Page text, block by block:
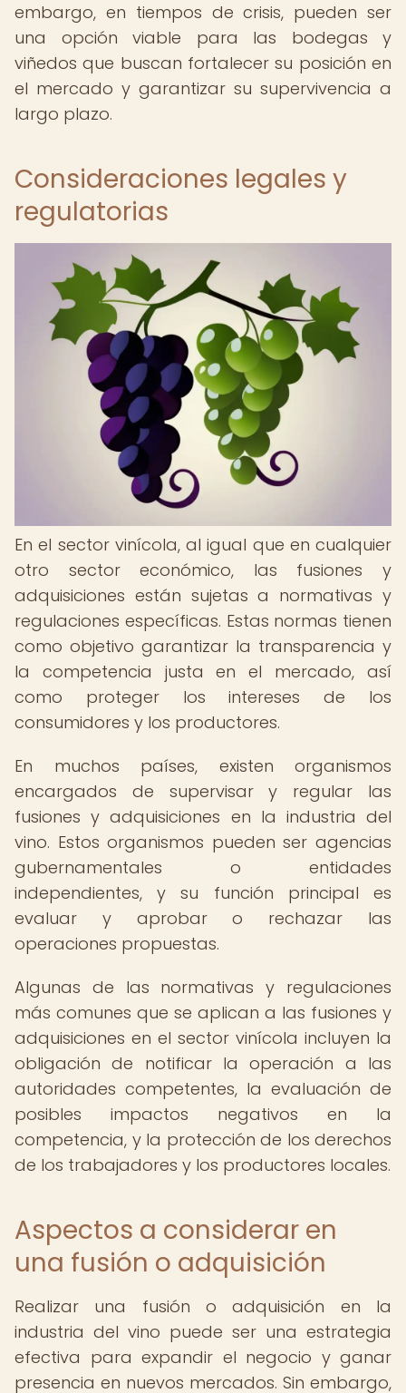
embargo, en tiempos de crisis, pueden ser
una opción viable para las bodegas y
viñedos que buscan fortalecer su posición en
el mercado y garantizar su supervivencia a
largo plazo.
Consideraciones legales y
regulatorias
En el sector vinícola, al igual que en cualquier
otro sector económico, las fusiones y
adquisiciones están sujetas a normativas y
regulaciones específicas. Estas normas tienen
como objetivo garantizar la transparencia y
la competencia justa en el mercado, así
como proteger los intereses de los
consumidores y los productores.
En muchos países, existen organismos
encargados de supervisar y regular las
fusiones y adquisiciones en la industria del
vino. Estos organismos pueden ser agencias
gubernamentales o entidades
independientes, y su función principal es
evaluar y aprobar o rechazar las
operaciones propuestas.
Algunas de las normativas y regulaciones
más comunes que se aplican a las fusiones y
adquisiciones en el sector vinícola incluyen la
obligación de notificar la operación a las
autoridades competentes, la evaluación de
posibles impactos negativos en la
competencia, y la protección de los derechos
de los trabajadores y los productores locales.
Aspectos a considerar en
una fusión o adquisición
Realizar una fusión o adquisición en la
industria del vino puede ser una estrategia
efectiva para expandir el negocio y ganar
presencia en nuevos mercados. Sin embargo,